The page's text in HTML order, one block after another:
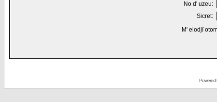
No d' uzeu:
Sicret:
M' elodjî
Powered